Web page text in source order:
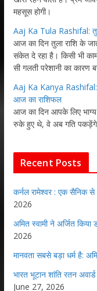
महसूस होगी।
Aaj Ka Tula Rashifal:
आज का दिन तुला राशि के
संकेत दे रहा है। किसी भी
सी गलती परेशानी का कारण
Aaj Ka Kanya Rashifal:
आज का राशिफल
आज का दिन आपके लिए
रुके हुए थे, वे अब गति
Recent Posts
कर्नल रामेश्वर : एक सैनिक से
2026
अमित स्वामी ने अर्जित किया
2026
मानवता सबसे बड़ा धर्म है:
भारत भूटान शांति रतन
June 27, 2026